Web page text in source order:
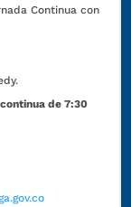
Continua con
de 7:30